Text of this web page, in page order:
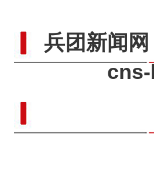
兵团新闻网
cns-